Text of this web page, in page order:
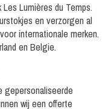
Lumières du Temps.
en verzorgen al
internationale merken.
en Belgie.
gepersonaliseerde
wij een offerte